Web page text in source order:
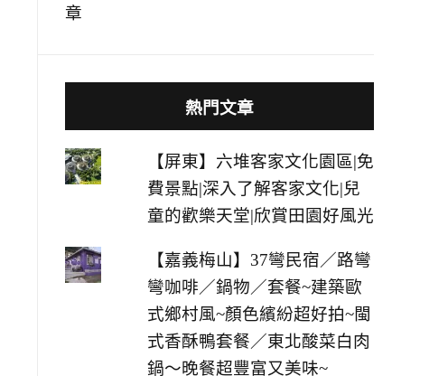
熱門文章
【屏東】六堆客家文化園區|免
費景點|深入了解客家文化|兒
童的歡樂天堂|欣賞田園好風光
【嘉義梅山】37彎民宿／路彎
彎咖啡／鍋物／套餐~建築歐
式鄉村風~顏色繽紛超好拍~閩
式香酥鴨套餐／東北酸菜白肉
鍋～晚餐超豐富又美味~